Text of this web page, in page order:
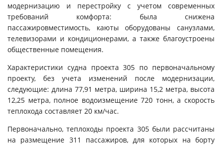
модернизацию и перестройку с учетом современных
требований комфорта: была снижена
пассажировместимость, каюты оборудованы санузлами,
телевизорами и кондиционерами, а также благоустроены
общественные помещения.
Характеристики судна проекта 305 по первоначальному
проекту, без учета изменений после модернизации,
следующие: длина 77,91 метра, ширина 15,2 метра, высота
12,25 метра, полное водоизмещение 720 тонн, а скорость
теплохода составляет 20 км/час.
Первоначально, теплоходы проекта 305 были рассчитаны
на размещение 311 пассажиров, для которых на борту